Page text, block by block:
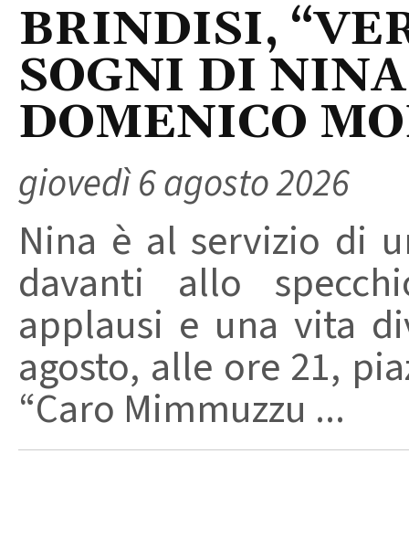
BRINDISI,
SOGNI DI
DOMENICO
giovedì 6 agosto 2026
Nina è al servizio di
davanti allo
applausi e una vita
agosto, alle ore 21,
“Caro Mimmuzzu ...